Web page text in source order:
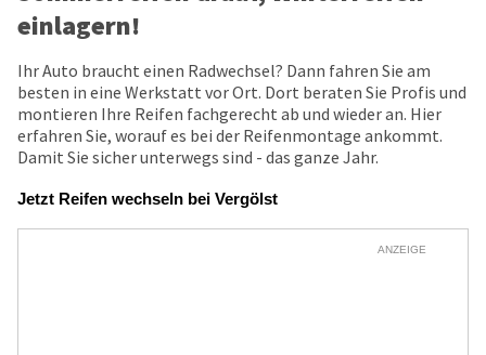
einlagern!
Ihr Auto braucht einen Radwechsel? Dann fahren Sie am
besten in eine Werkstatt vor Ort. Dort beraten Sie Profis und
montieren Ihre Reifen fachgerecht ab und wieder an. Hier
erfahren Sie, worauf es bei der Reifenmontage ankommt.
Damit Sie sicher unterwegs sind - das ganze Jahr.
Jetzt Reifen wechseln bei Vergölst
ANZEIGE